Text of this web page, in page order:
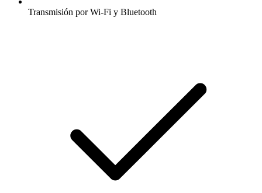
Transmisión por Wi-Fi y Bluetooth